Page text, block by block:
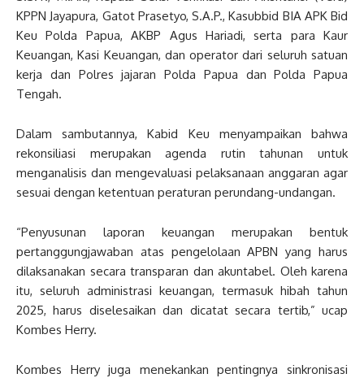
KPPN Jayapura, Gatot Prasetyo, S.A.P., Kasubbid BIA APK Bid
Keu Polda Papua, AKBP Agus Hariadi, serta para Kaur
Keuangan, Kasi Keuangan, dan operator dari seluruh satuan
kerja dan Polres jajaran Polda Papua dan Polda Papua
Tengah.
Dalam sambutannya, Kabid Keu menyampaikan bahwa
rekonsiliasi merupakan agenda rutin tahunan untuk
menganalisis dan mengevaluasi pelaksanaan anggaran agar
sesuai dengan ketentuan peraturan perundang-undangan.
“Penyusunan laporan keuangan merupakan bentuk
pertanggungjawaban atas pengelolaan APBN yang harus
dilaksanakan secara transparan dan akuntabel. Oleh karena
itu, seluruh administrasi keuangan, termasuk hibah tahun
2025, harus diselesaikan dan dicatat secara tertib,” ucap
Kombes Herry.
Kombes Herry juga menekankan pentingnya sinkronisasi